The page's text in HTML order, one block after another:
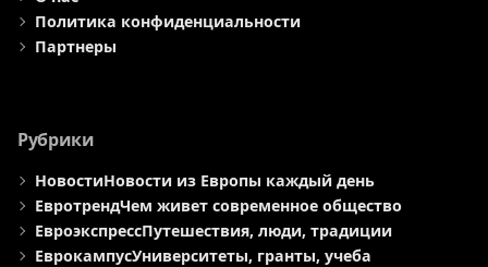
Политика конфиденциальности
Партнеры
Рубрики
НовостиНовости из Европы каждый день
ЕвротрендЧем живет современное общество
ЕвроэкспрессПутешествия, люди, традиции
ЕврокампусУниверситеты, гранты, учеба